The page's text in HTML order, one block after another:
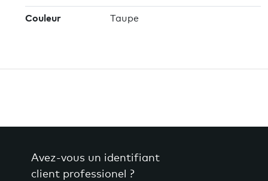
Couleur Taupe
Avez-vous un identifiant
client professionel ?